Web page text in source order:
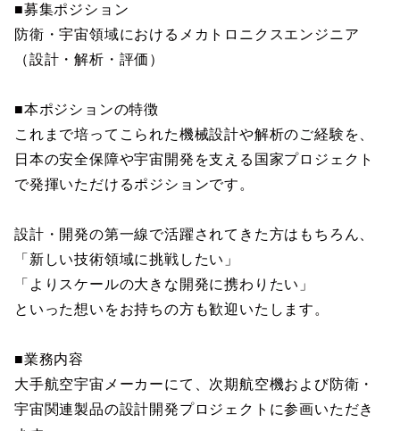
■募集ポジション
防衛・宇宙領域におけるメカトロニクスエンジニア
（設計・解析・評価）
■本ポジションの特徴
これまで培ってこられた機械設計や解析のご経験を、
日本の安全保障や宇宙開発を支える国家プロジェクト
で発揮いただけるポジションです。
設計・開発の第一線で活躍されてきた方はもちろん、
「新しい技術領域に挑戦したい」
「よりスケールの大きな開発に携わりたい」
といった想いをお持ちの方も歓迎いたします。
■業務内容
大手航空宇宙メーカーにて、次期航空機および防衛・
宇宙関連製品の設計開発プロジェクトに参画いただき